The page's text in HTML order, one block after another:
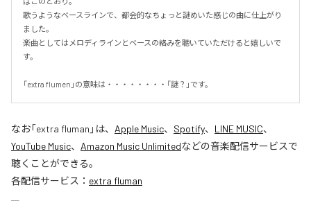
歌うようなベースラインで、都会的なちょっと謎めいた感じの曲に仕上がり
ました。
楽曲としてはメロディラインとベースの絡みを聴いていただけると嬉しいで
す。
「extra flumen」の意味は・・・・・・・・「謎？」です。
なお「extra fluman 」は、 Apple Music、 Spotify、 LINE MUSIC、
YouTube Music、 Amazon Music Unlimitedなどの音楽配信サービスで
聴くことができる。
各配信サービス： extra fluman